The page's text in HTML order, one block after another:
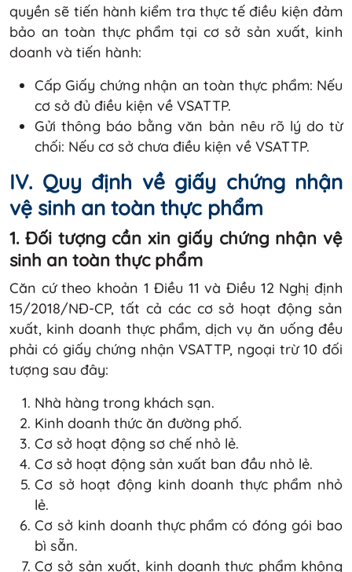
quyền sẽ tiến hành kiểm tra thực tế điều kiện đảm
bảo an toàn thực phẩm tại cơ sở sản xuất, kinh
doanh và tiến hành:
Cấp Giấy chứng nhận an toàn thực phẩm: Nếu
cơ sở đủ điều kiện về VSATTP.
Gửi thông báo bằng văn bản nêu rõ lý do từ
chối: Nếu cơ sở chưa điều kiện về VSATTP.
IV. Quy định về giấy chứng nhận
vệ sinh an toàn thực phẩm
1. Đối tượng cần xin giấy chứng nhận vệ
sinh an toàn thực phẩm
Căn cứ theo khoản 1 Điều 11 và Điều 12 Nghị định
15/2018/NĐ-CP, tất cả các cơ sở hoạt động sản
xuất, kinh doanh thực phẩm, dịch vụ ăn uống đều
phải có giấy chứng nhận VSATTP, ngoại trừ 10 đối
tượng sau đây:
Nhà hàng trong khách sạn.
Kinh doanh thức ăn đường phố.
Cơ sở hoạt động sơ chế nhỏ lẻ.
Cơ sở hoạt động sản xuất ban đầu nhỏ lẻ.
Cơ sở hoạt động kinh doanh thực phẩm nhỏ
lẻ.
Cơ sở kinh doanh thực phẩm có đóng gói bao
bì sẵn.
Cơ sở sản xuất, kinh doanh thực phẩm không